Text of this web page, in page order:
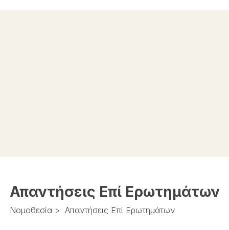
Απαντήσεις Επί Ερωτημάτων
Νομοθεσία> Απαντήσεις Επί Ερωτημάτων